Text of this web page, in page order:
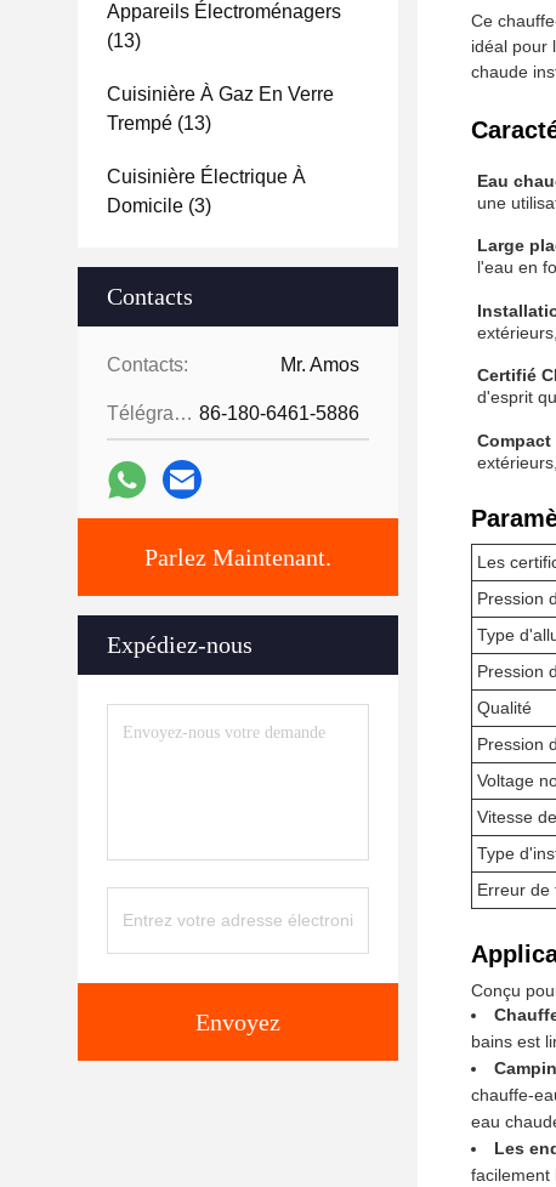
Appareils Électroménagers
(13)
Cuisinière À Gaz En Verre
Trempé (13)
Cuisinière Électrique À
Domicile (3)
Contacts
Contacts: Mr. Amos
Télégramme: 86-180-6461-5886
Parlez Maintenant.
Expédiez-nous
Envoyez
Ce
idéal pour
chaude
Eau
une
Large
l'eau en
Certifié
d'esprit
Les
Pression
Type
Pression
Qualité
Pression
Voltage
Vitesse
Type
Erreur de
Conçu
bains est
chauffe-
eau
Les
facilement